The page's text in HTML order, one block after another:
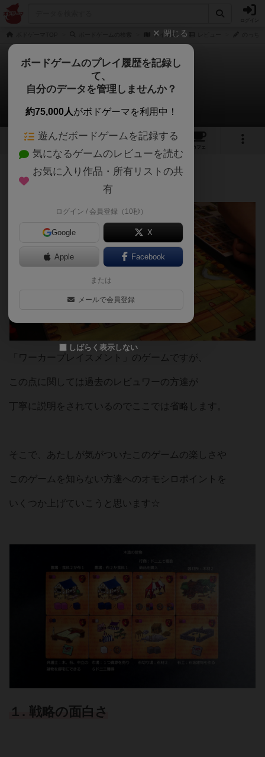
ケイラス
ケイラス
のっちさんのレビュー
16 2 7
カフェ
210名 3名 0 12ヶ月前
レーティングが非公開に設定されたユーザー
「ワーカープレイスメント」のゲームですが、
この点に関しては過去のレビュワーの方達が
丁寧に説明をされているのでここでは省略します。
そこで、あたしが気がついたこのゲームの楽しさや
このゲームを知らない方達へのオモシロポイントを
いくつか上げていこうと思います☆
１. 戦略の面白さ
閉じる
ボードゲームのプレイ履歴を記録し
て、
自分のデータを管理しませんか？
約75,000人がボドゲーマを利用中！
遊んだボードゲームを記録する
気になるゲームのレビューを読む
お気に入り作品・所有リストの共
有
ログイン / 会員登録（10秒）
Google X
Apple Facebook
または
メールで会員登録
しばらく表示しない